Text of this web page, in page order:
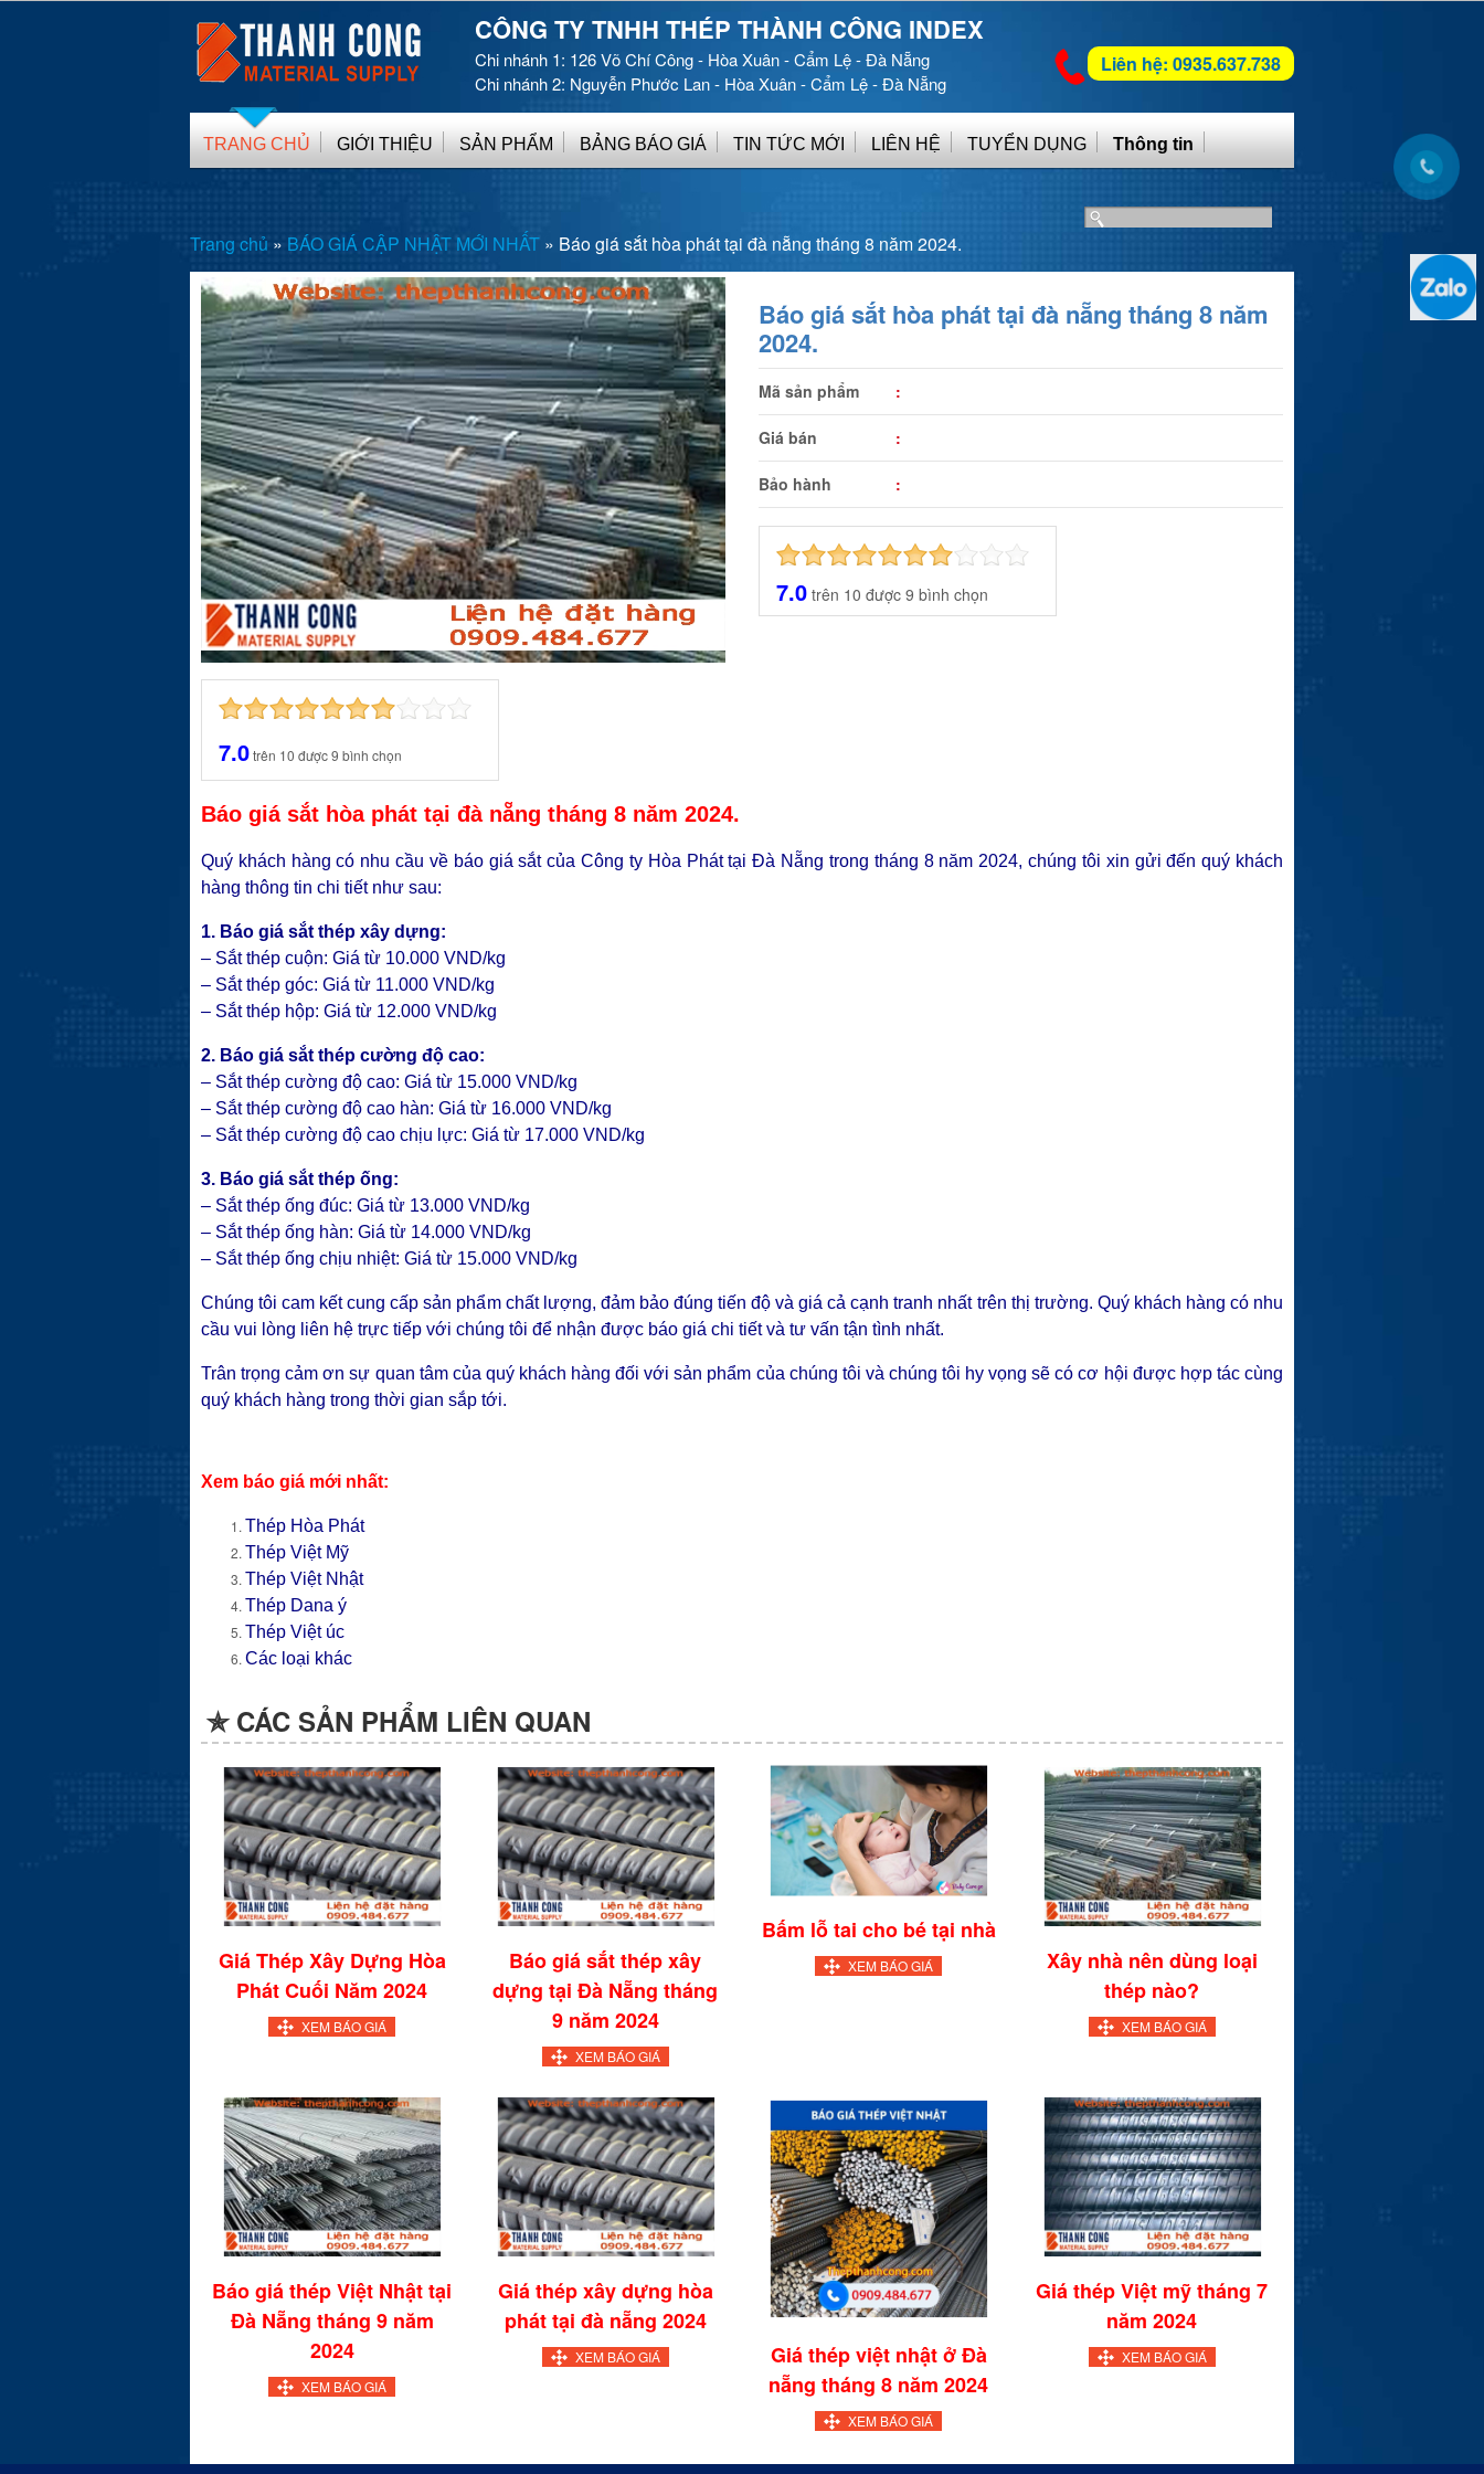
CÔNG TY TNHH THÉP THÀNH CÔNG INDEX
Chi nhánh 1: 126 Võ Chí Công - Hòa Xuân - Cẩm Lệ - Đà Nẵng
Chi nhánh 2: Nguyễn Phước Lan - Hòa Xuân - Cẩm Lệ - Đà Nẵng
Liên hệ: 0935.637.738
TRANG CHỦ GIỚI THIỆU SẢN PHẨM BẢNG BÁO GIÁ TIN TỨC MỚI LIÊN HỆ TUYỂN DỤNG Thông tin
Trang chủ » BÁO GIÁ CẬP NHẬT MỚI NHẤT » Báo giá sắt hòa phát tại đà nẵng tháng 8 năm 2024.
Báo giá sắt hòa phát tại đà nẵng tháng 8 năm
2024.
Mã sản phẩm :
Giá bán :
Bảo hành :
7.0 trên 10 được 9 bình chọn
7.0trên 10 được9 bình chọn
Báo giá sắt hòa phát tại đà nẵng tháng 8 năm 2024.
Quý khách hàng có nhu cầu về báo giá sắt của Công ty Hòa Phát tại Đà Nẵng trong tháng 8 năm 2024, chúng tôi xin gửi đến quý khách
hàng thông tin chi tiết như sau:
1. Báo giá sắt thép xây dựng:
– Sắt thép cuộn: Giá từ 10.000 VND/kg
– Sắt thép góc: Giá từ 11.000 VND/kg
– Sắt thép hộp: Giá từ 12.000 VND/kg
2. Báo giá sắt thép cường độ cao:
– Sắt thép cường độ cao: Giá từ 15.000 VND/kg
– Sắt thép cường độ cao hàn: Giá từ 16.000 VND/kg
– Sắt thép cường độ cao chịu lực: Giá từ 17.000 VND/kg
3. Báo giá sắt thép ống:
– Sắt thép ống đúc: Giá từ 13.000 VND/kg
– Sắt thép ống hàn: Giá từ 14.000 VND/kg
– Sắt thép ống chịu nhiệt: Giá từ 15.000 VND/kg
Chúng tôi cam kết cung cấp sản phẩm chất lượng, đảm bảo đúng tiến độ và giá cả cạnh tranh nhất trên thị trường. Quý khách hàng có nhu
cầu vui lòng liên hệ trực tiếp với chúng tôi để nhận được báo giá chi tiết và tư vấn tận tình nhất.
Trân trọng cảm ơn sự quan tâm của quý khách hàng đối với sản phẩm của chúng tôi và chúng tôi hy vọng sẽ có cơ hội được hợp tác cùng
quý khách hàng trong thời gian sắp tới.
Xem báo giá mới nhất:
Thép Hòa Phát
Thép Việt Mỹ
Thép Việt Nhật
Thép Dana ý
Thép Việt úc
Các loại khác
✯ CÁC SẢN PHẨM LIÊN QUAN
Giá Thép Xây Dựng Hòa
Phát Cuối Năm 2024
XEM BÁO GIÁ
Báo giá sắt thép xây
dựng tại Đà Nẵng tháng
9 năm 2024
XEM BÁO GIÁ
Bấm lỗ tai cho bé tại nhà
XEM BÁO GIÁ
Xây nhà nên dùng loại
thép nào?
XEM BÁO GIÁ
Báo giá thép Việt Nhật tại
Đà Nẵng tháng 9 năm
2024
XEM BÁO GIÁ
Giá thép xây dựng hòa
phát tại đà nẵng 2024
XEM BÁO GIÁ
Giá thép việt nhật ở Đà
nẵng tháng 8 năm 2024
XEM BÁO GIÁ
Giá thép Việt mỹ tháng 7
năm 2024
XEM BÁO GIÁ